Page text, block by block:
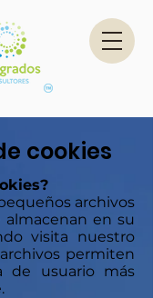
cookies
archivos
en su
visita nuestro
permiten
de usuario más